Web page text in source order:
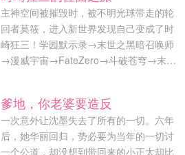
主神空间被摧毁时，被不明光球带走的轮
回者莫筱，进入新世界发现自己变成了时
崎狂三！学园默示录→末世之黑暗召唤师
→漫威宇宙→FateZero→斗破苍穹→末
爹地，你老婆要造反
一次意外让沈墨失去了所有的一切。六年
后，她华丽回归，势必要为当年的一切讨
一个公道，却没想到带回来的小正太却比